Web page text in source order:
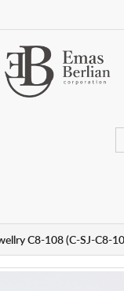
C8-108 (C-SJ-C8-